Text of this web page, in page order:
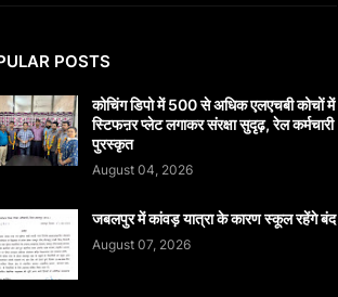
POSTS
कोचिंग डिपो में 500 से अधिक एलएचबी कोचों में
स्टिफऩर प्लेट लगाकर संरक्षा सुदृढ़, रेल कर्मचारी
पुरस्कृत
August 04, 2026
जबलपुर में कांवड़ यात्रा के कारण स्कूल रहेंगे बंद
August 07, 2026